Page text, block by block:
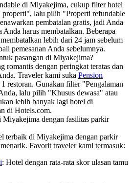
di Miyakejima, cukup filter hotel
properti", lalu pilih "Properti refundable
pembatalan gratis, jadi Anda
harus membatalkan. Beberapa
lebih dari 24 jam sebelum
pemesanan Anda sebelumnya.
pasangan di Miyakejima?
romantis dengan peringkat teratas dan
Traveler kami suka Pension
restoran. Gunakan filter "Pengalaman
lalu pilih "Khusus dewasa" atau
lebih banyak lagi hotel di
di Hotels.com.
Miyakejima dengan fasilitas parkir
terbaik di Miyakejima dengan parkir
Favorit traveler kami termasuk:
: Hotel dengan rata-rata skor ulasan tamu